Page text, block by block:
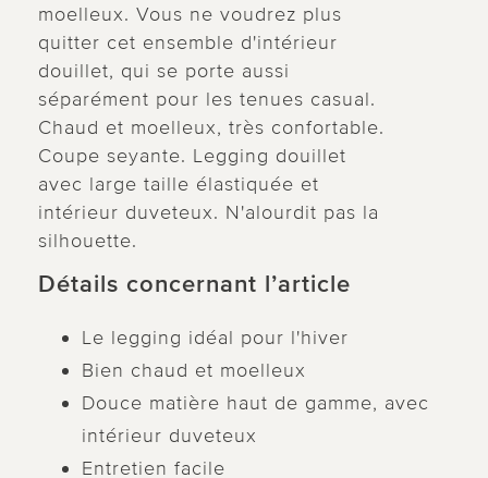
moelleux. Vous ne voudrez plus
quitter cet ensemble d'intérieur
douillet, qui se porte aussi
séparément pour les tenues casual.
Chaud et moelleux, très confortable.
Coupe seyante. Legging douillet
avec large taille élastiquée et
intérieur duveteux. N'alourdit pas la
silhouette.
Détails concernant l’article
Le legging idéal pour l'hiver
Bien chaud et moelleux
Douce matière haut de gamme, avec
intérieur duveteux
Entretien facile